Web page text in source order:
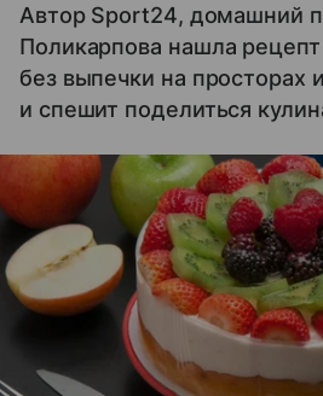
Автор Sport24, домашний
Поликарпова нашла рецепт
без выпечки на просторах
и спешит поделиться